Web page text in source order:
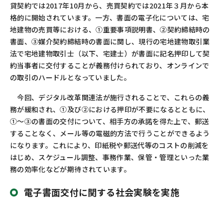
貸契約では2017年10月から、売買契約では2021年３月から本
格的に開始されています。一方、書面の電子化については、宅
地建物の売買等における、①重要事項説明書、②契約締結時の
書面、③媒介契約締結時の書面に関し、現行の宅地建物取引業
法で宅地建物取引士（以下、宅建士）が書面に記名押印して契
約当事者に交付することが義務付けられており、オンラインで
の取引のハードルとなっていました。
今回、デジタル改革関連法が施行されることで、これらの義
務が緩和され、①及び②における押印が不要になるとともに、
①～③の書面の交付について、相手方の承諾を得た上で、郵送
することなく、メール等の電磁的方法で行うことができるよう
になります。これにより、印紙税や郵送代等のコストの削減を
はじめ、スケジュール調整、事務作業、保管・管理といった業
務の効率化などが期待されています。
電子書面交付に関する社会実験を実施